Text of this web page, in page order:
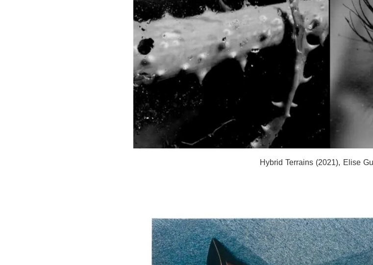
Hybrid Terrains (2021), Elise